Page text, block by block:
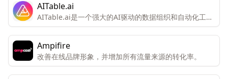
AITable.ai
AITable.ai是一个强大的AI驱动的数据组织和自动化工
具，旨在通过其视觉界面和集成能力简化个人和企业的
CRM、项目管理和生产力需求。
Ampifire
改善在线品牌形象，并增加所有流量来源的转化率。